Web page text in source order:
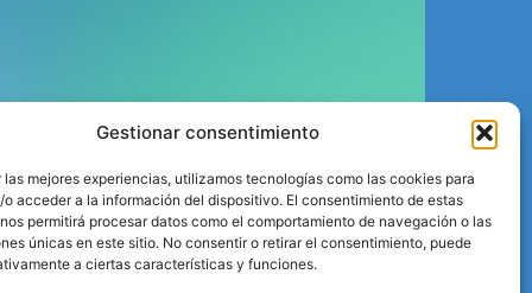
Gestionar consentimiento
las mejores experiencias, utilizamos tecnologías como las cookies para
o acceder a la información del dispositivo. El consentimiento de estas
permitirá procesar datos como el comportamiento de navegación o las
únicas en este sitio. No consentir o retirar el consentimiento, puede
a ciertas características y funciones.